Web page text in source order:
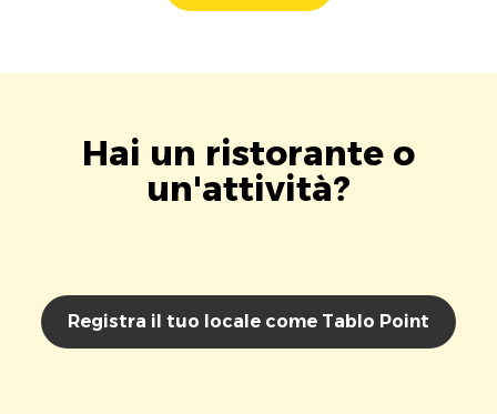
Hai un ristorante o
un'attività?
Registra il tuo locale come Tablo Point